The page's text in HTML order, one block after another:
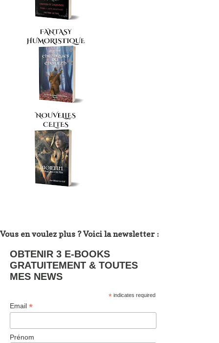
Vous en voulez plus ? Voici la newsletter :
OBTENIR 3 E-BOOKS
GRATUITEMENT & TOUTES
MES NEWS
*indicates required
Email *
Prénom